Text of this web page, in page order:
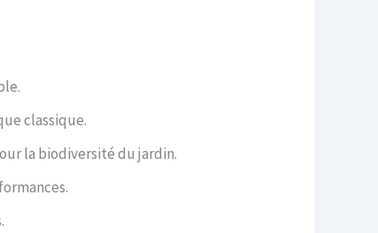
classique.
la biodiversité du jardin.